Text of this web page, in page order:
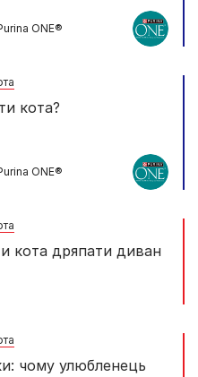
ONE®
кота?
ONE®
кота дряпати диван
чому улюбленець